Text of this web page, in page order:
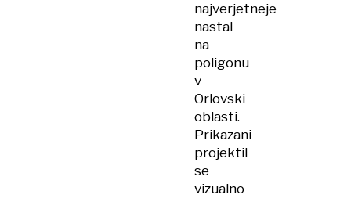
najverjetneje
nastal
na
poligonu
v
Orlovski
oblasti.
Prikazani
projektil
se
vizualno